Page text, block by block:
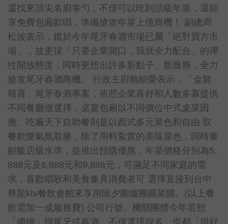
還找來頂尖名廚掌勺，不僅可以吃到頂級年菜，還能
享免費包廂歡唱，準備搶攻年菜上億商機！ 副總周
松波表示，鑑於今年尾牙春酒市場已屬「絕對買方市
場」，故更採「只要企業開口，我就全力配合」的彈
性開放態度，同時更想出許多新點子、新服務，全力
搶攻尾牙春酒商機。 行政主廚賴順榮表示，「金雞
報喜」尾牙春酒專案，依照企業喜好和人數多寡提供
不同餐廳做選擇，桌宴包廂以不同價位中式桌菜因
應、吃遍天下自助餐則是以西式多元菜色和自由 取
餐歡樂氣氛取勝，除了用料紮實的美味菜色，同時兼
顧飯店級水準，並推出預購優惠，年菜價格分別為5,
888元及6,888元和9,888元，可滿足不同家庭的需
求，喜歡唱歌和美食兼具消費者可 選擇直接到台中
尊龍ktv餐飲會館來享用除夕圍爐團圓菜餚。(以上餐
飲需加一成服務費) 公司行號、機關團體今年若想